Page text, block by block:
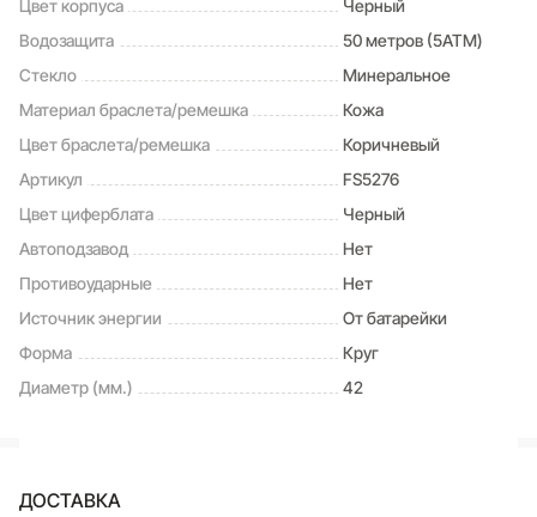
Цвет корпуса
Черный
Водозащита
50 метров (5ATM)
Стекло
Минеральное
Материал браслета/ремешка
Кожа
Цвет браслета/ремешка
Коричневый
Артикул
FS5276
Цвет циферблата
Черный
Автоподзавод
Нет
Противоударные
Нет
Источник энергии
От батарейки
Форма
Круг
Диаметр (мм.)
42
ДОСТАВКА